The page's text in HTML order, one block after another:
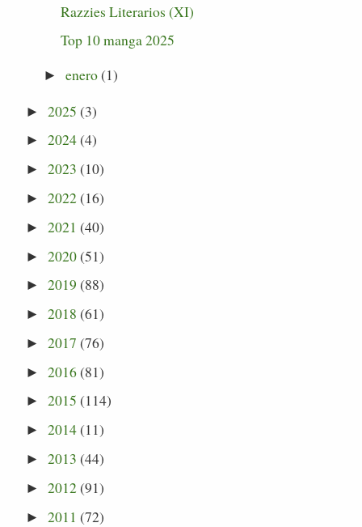
Razzies Literarios (XI)
Top 10 manga 2025
► enero(1)
►2025 (3)
►2024(4)
►2023 (10)
►2022(16)
►2021 (40)
►2020(51)
►2019 (88)
►2018 (61)
►2017 (76)
►2016(81)
►2015 (114)
►2014(11)
►2013 (44)
►2012(91)
►2011 (72)